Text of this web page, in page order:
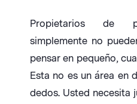
Propietarios de
simplemente no
pensar en pequeño,
Esta no es un área en
dedos. Usted necesita